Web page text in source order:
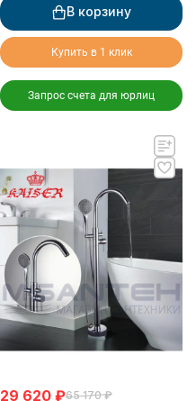
В корзину
Купить в 1 клик
Запрос счета для юрлиц
29 620 ₽65 170 ₽